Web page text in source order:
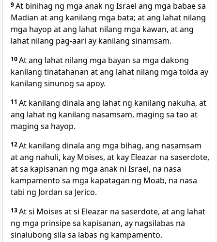
9At binihag ng mga anak ng Israel ang mga babae sa
Madian at ang kanilang mga bata; at ang lahat nilang
mga hayop at ang lahat nilang mga kawan, at ang
lahat nilang pag-aari ay kanilang sinamsam.
10At ang lahat nilang mga bayan sa mga dakong
kanilang tinatahanan at ang lahat nilang mga tolda ay
kanilang sinunog sa apoy.
11 At kanilang dinala ang lahat ng kanilang nakuha, at
ang lahat ng kanilang nasamsam, maging sa tao at
maging sa hayop.
12At kanilang dinala ang mga bihag, ang nasamsam
at ang nahuli, kay Moises, at kay Eleazar na saserdote,
at sa kapisanan ng mga anak ni Israel, na nasa
kampamento sa mga kapatagan ng Moab, na nasa
tabi ng Jordan sa Jerico.
13At si Moises at si Eleazar na saserdote, at ang lahat
ng mga prinsipe sa kapisanan, ay nagsilabas na
sinalubong sila sa labas ng kampamento.